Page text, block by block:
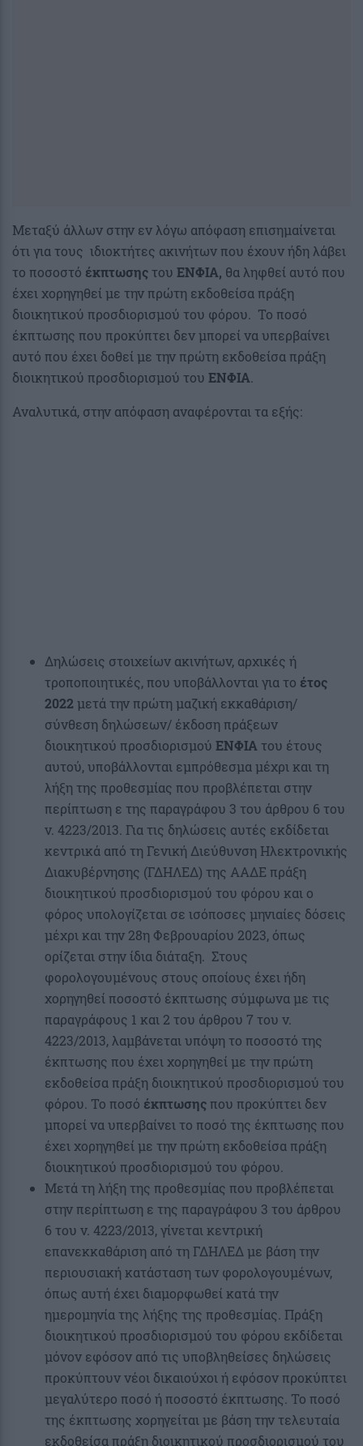
Μεταξύ άλλων στην εν λόγω απόφαση επισημαίνεται
ότι για τους ιδιοκτήτες ακινήτων που έχουν ήδη λάβει
το ποσοστό έκπτωσηςτου ΕΝΦΙΑ, θα ληφθεί αυτό που
έχει χορηγηθεί με την πρώτη εκδοθείσα πράξη
διοικητικού προσδιορισμού του φόρου. Το ποσό
έκπτωσης που προκύπτει δεν μπορεί να υπερβαίνει
αυτό που έχει δοθεί με την πρώτη εκδοθείσα πράξη
διοικητικού προσδιορισμού του ΕΝΦΙΑ.
Αναλυτικά, στην απόφαση αναφέρονται τα εξής:
Δηλώσεις στοιχείων ακινήτων, αρχικές ή
τροποποιητικές, που υποβάλλονται για το έτος
2022 μετά την πρώτη μαζική εκκαθάριση/
σύνθεση δηλώσεων/ έκδοση πράξεων
διοικητικού προσδιορισμού ΕΝΦΙΑ του έτους
αυτού, υποβάλλονται εμπρόθεσμα μέχρι και τη
λήξη της προθεσμίας που προβλέπεται στην
περίπτωση ε της παραγράφου 3 του άρθρου 6 του
ν. 4223/2013. Για τις δηλώσεις αυτές εκδίδεται
κεντρικά από τη Γενική Διεύθυνση Ηλεκτρονικής
Διακυβέρνησης (ΓΔΗΛΕΔ) της ΑΑΔΕ πράξη
διοικητικού προσδιορισμού του φόρου και ο
φόρος υπολογίζεται σε ισόποσες μηνιαίες δόσεις
μέχρι και την 28η Φεβρουαρίου 2023, όπως
ορίζεται στην ίδια διάταξη. Στους
φορολογουμένους στους οποίους έχει ήδη
χορηγηθεί ποσοστό έκπτωσης σύμφωνα με τις
παραγράφους 1 και 2 του άρθρου 7 του ν.
4223/2013, λαμβάνεται υπόψη το ποσοστό της
έκπτωσης που έχει χορηγηθεί με την πρώτη
εκδοθείσα πράξη διοικητικού προσδιορισμού του
φόρου. Το ποσό έκπτωσης που προκύπτει δεν
μπορεί να υπερβαίνει το ποσό της έκπτωσης που
έχει χορηγηθεί με την πρώτη εκδοθείσα πράξη
διοικητικού προσδιορισμού του φόρου.
Μετά τη λήξη της προθεσμίας που προβλέπεται
στην περίπτωση ε της παραγράφου 3 του άρθρου
6 του ν. 4223/2013, γίνεται κεντρική
επανεκκαθάριση από τη ΓΔΗΛΕΔ με βάση την
περιουσιακή κατάσταση των φορολογουμένων,
όπως αυτή έχει διαμορφωθεί κατά την
ημερομηνία της λήξης της προθεσμίας. Πράξη
διοικητικού προσδιορισμού του φόρου εκδίδεται
μόνον εφόσον από τις υποβληθείσες δηλώσεις
προκύπτουν νέοι δικαιούχοι ή εφόσον προκύπτει
μεγαλύτερο ποσό ή ποσοστό έκπτωσης. Το ποσό
της έκπτωσης χορηγείται με βάση την τελευταία
εκδοθείσα πράξη διοικητικού προσδιορισμού του